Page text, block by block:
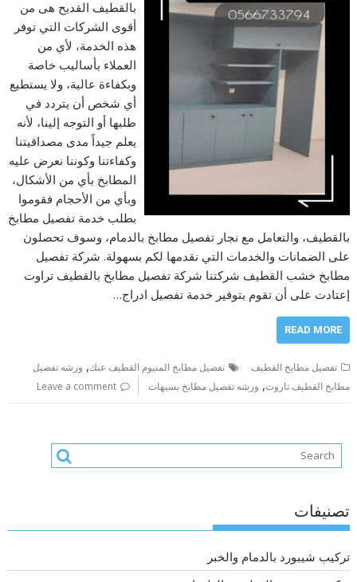
بالقطيف القديح هى من
أقوى الشركات التي توفر
هذه الخدمة، لأي من
العملاء بأساليب خاصة
وبكفاءة عالية، ولا يستطيع
أي شخص أن يتردد في
طلبها أو التوجه إلينا، لأنه
يعلم جيداً مدى مصداقيتنا
وكفاءتنا وكوننا نعرض عليه
المطابخ بأي من الأشكال،
وبأي من الأحجام فقوموا
بطلب خدمة تفصيل مطابخ
بالقطيف، والتعامل مع نجار تفصيل مطابخ بالدمام، وسوف تحصلون
على الضمانات والخدمات التي نقدمها لكم بسهولة. شركة تفصيل
مطابخ خشب القطيف شركتنا شركة تفصيل مطابخ بالقطيف تراوت
إعتادت على أن تقوم بتوفير خدمة تفصيل ادراج…
READ MORE
تفصيل مطابخ القطيف تفصيل مطابخ المنيوم القطيف عنك, ورشه تفصيل
مطابخ القطيف تاروت, ورشه تفصيل مطابخ بسيهات Leave a comment
تصنيفات
تركيب شيبورد بالدمام والخبر